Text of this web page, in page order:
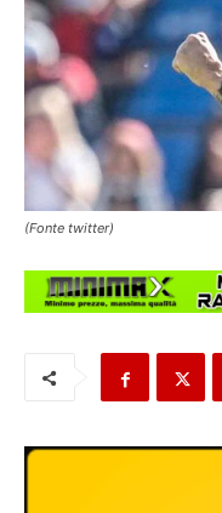
(Fonte twitter)